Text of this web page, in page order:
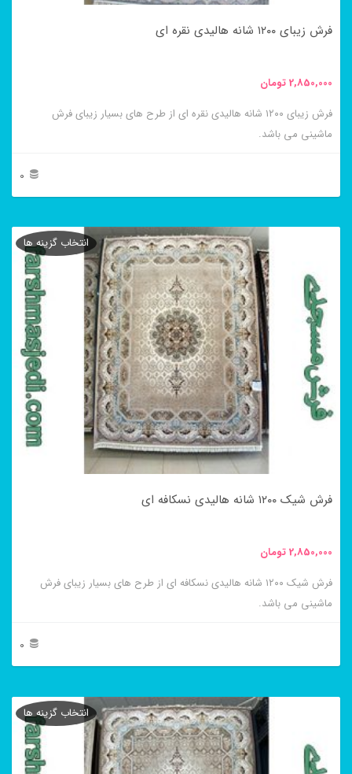
فرش زیبای ۱۲۰۰ شانه هالیدی نقره ای
2,850,000تومان
فرش زیبای ۱۲۰۰ شانه هالیدی نقره ای از طرح های بسیار زیبای فرش
ماشینی می باشد.
0
محصول
مختلفی
باشد.
گزینه
ها
صفحه
انتخاب
شوند
فرش شیک ۱۲۰۰ شانه هالیدی نسکافه ای
2,850,000تومان
فرش شیک ۱۲۰۰ شانه هالیدی نسکافه ای از طرح های بسیار زیبای فرش
ماشینی می باشد.
0
انتخاب گزینه ها
محصول
انتخاب گزینه ها